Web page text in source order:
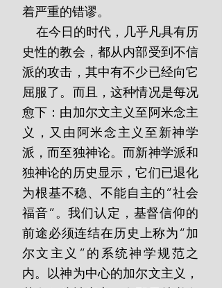
着严重的错谬。
史性的教会，都从内部受到不信
派的攻击，其中有不少已经向它
屈服了。而且，这种情况是每况
愈下：由加尔文主义至阿米念主
义，又由阿米念主义至新神学
派，而至独神论。而新神学派和
独神论的历史显示，它们已退化
为根基不稳、不能自主的“社会
福音”。我们认定，基督信仰的
前途必须连结在历史上称为“加
尔文主义”的系统神学规范之
内。以神为中心的加尔文主义，